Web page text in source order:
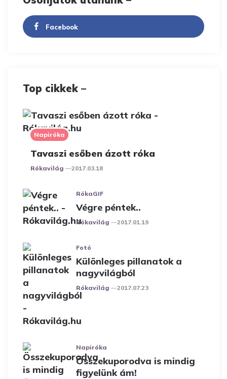
Facebook
Top cikkek –
Napiróka
Tavaszi esőben ázott róka
Posted
Rókavilág 2017.03.18
RókaGIF
Végre péntek..
Posted
Rókavilág 2017.01.19
Fotó
Különleges pillanatok a
nagyvilágból
Posted
Rókavilág 2017.07.23
Napiróka
Összekuporodva is mindig
figyelünk ám!